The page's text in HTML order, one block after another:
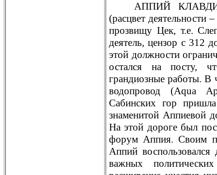
АППИЙ
(рaсцвет деятельности
прозвищу Цек, т.е.
деятель, цензор с 312
этой должности
остался на посту,
грaндиозные рaботы. В
водопровод (Aqua
Сабинских гор
знаменитой Аппиевой
На этой дороге был
форум Аппия. Своим
Аппий
важных